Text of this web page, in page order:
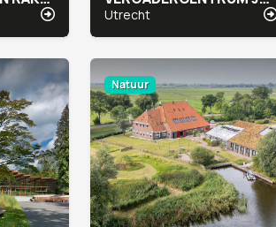
Utrecht
Natuur